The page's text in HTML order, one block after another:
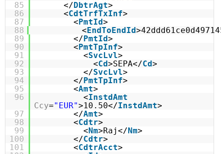
85
</ DbtrAgt>
86
<CdtTrfTxInf>
87
< PmtId>
88
< EndToEndId
89
</ PmtId>
90
< PmtTpInf>
91
<SvcLvl>
92
<Cd>SEPA</Cd>
93
</SvcLvl>
94
</ PmtTpInf>
95
<Amt>
96
<InstdAmt
Ccy="EUR">10.50</InstdAmt>
97
</Amt>
98
<Cdtr>
99
< Nm>Raj</ Nm>
100
</Cdtr>
101
<CdtrAcct>